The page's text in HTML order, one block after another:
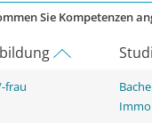
Sie Kompetenzen
frau